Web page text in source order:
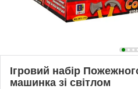
Ігровий набір
машинка зі світлом